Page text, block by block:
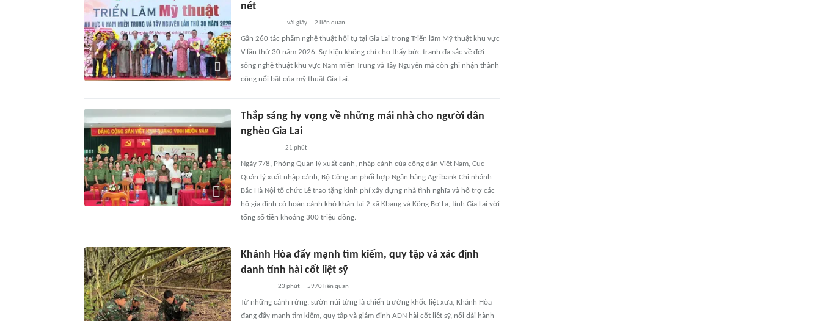
nét
vài giây 2 liên quan
Gần 260 tác phẩm nghệ thuật hội tụ tại Gia Lai trong Triển lãm Mỹ thuật khu vực
V lần thứ 30 năm 2026. Sự kiện không chỉ cho thấy bức tranh đa sắc về đời
sống nghệ thuật khu vực Nam miền Trung và Tây Nguyên mà còn ghi nhận thành
công nổi bật của mỹ thuật Gia Lai.
Thắp sáng hy vọng về những mái nhà cho người dân
nghèo Gia Lai
21 phút
Ngày 7/8, Phòng Quản lý xuất cảnh, nhập cảnh của công dân Việt Nam, Cục
Quản lý xuất nhập cảnh, Bộ Công an phối hợp Ngân hàng Agribank Chi nhánh
Bắc Hà Nội tổ chức Lễ trao tặng kinh phí xây dựng nhà tình nghĩa và hỗ trợ các
hộ gia đình có hoàn cảnh khó khăn tại 2 xã Kbang và Kông Bơ La, tỉnh Gia Lai với
tổng số tiền khoảng 300 triệu đồng.
Khánh Hòa đẩy mạnh tìm kiếm, quy tập và xác định
danh tính hài cốt liệt sỹ
23 phút 5970liên quan
Từ những cánh rừng, sườn núi từng là chiến trường khốc liệt xưa, Khánh Hòa
đang đẩy mạnh tìm kiếm, quy tập và giám định ADN hài cốt liệt sỹ, nối dài hành